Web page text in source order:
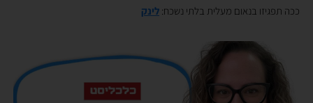
ככה תפגיזו בנאום מעלית בלתי נשכח: לינק